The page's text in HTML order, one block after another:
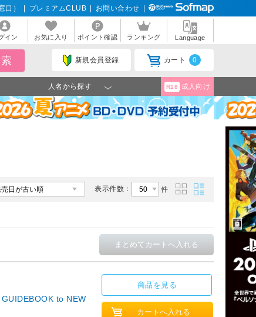
口） プレミアムCLUB お問い合わせ
イン お気に入り ポイント確認 ランキング Language
新規会員登録 カート 0
人名から探す R18 成人向け
表示件数： 件
to NEW
商品を見る